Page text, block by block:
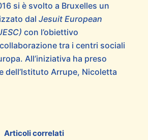
si è svolto a Bruxelles un
dal Jesuit European
con l’obiettivo
tra i centri sociali
All’iniziativa ha preso
dell’Istituto Arrupe, Nicoletta
Articoli correlati